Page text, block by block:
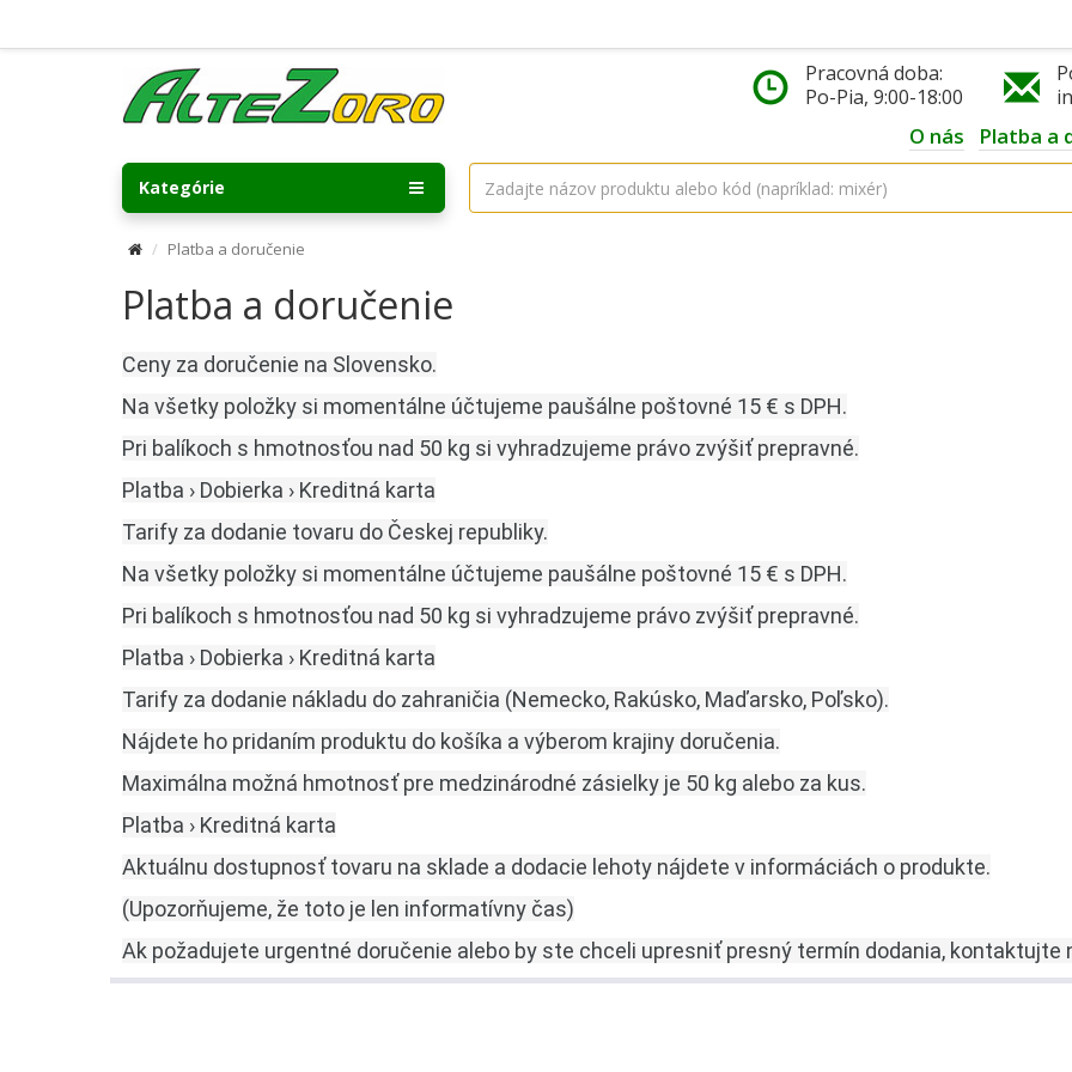
Pracovná doba:
Po-Pia, 9:00-18:00
O nás Platba a
Kategórie
Platba a doručenie
Platba a doručenie
Ceny za doručenie na Slovensko.
Na všetky položky si momentálne účtujeme paušálne poštovné 15 € s DPH.
Pri balíkoch s hmotnosťou nad 50 kg si vyhradzujeme právo zvýšiť prepravné.
Platba › Dobierka › Kreditná karta
Tarify za dodanie tovaru do Českej republiky.
Na všetky položky si momentálne účtujeme paušálne poštovné 15 € s DPH.
Pri balíkoch s hmotnosťou nad 50 kg si vyhradzujeme právo zvýšiť prepravné.
Platba › Dobierka › Kreditná karta
Tarify za dodanie nákladu do zahraničia (Nemecko, Rakúsko, Maďarsko, Poľsko).
Nájdete ho pridaním produktu do košíka a výberom krajiny doručenia.
Maximálna možná hmotnosť pre medzinárodné zásielky je 50 kg alebo za kus.
Platba › Kreditná karta
Aktuálnu dostupnosť tovaru na sklade a dodacie lehoty nájdete v informáciách o produkte.
(Upozorňujeme, že toto je len informatívny čas)
Ak požadujete urgentné doručenie alebo by ste chceli upresniť presný termín dodania, kontaktujte